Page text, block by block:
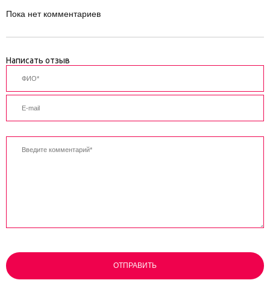
Пока нет комментариев
Написать отзыв